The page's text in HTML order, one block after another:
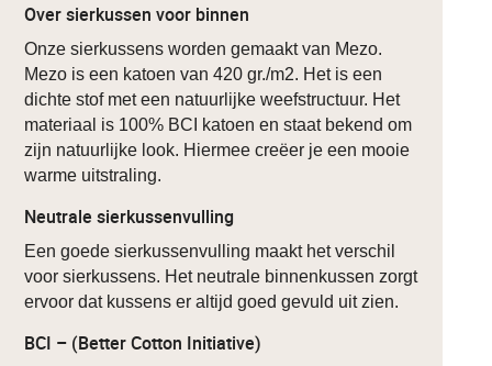
Over sierkussen voor binnen
Onze sierkussens worden gemaakt van Mezo.
Mezo is een katoen van 420 gr./m2. Het is een
dichte stof met een natuurlijke weefstructuur. Het
materiaal is 100% BCI katoen en staat bekend om
zijn natuurlijke look. Hiermee creëer je een mooie
warme uitstraling.
Neutrale sierkussenvulling
Een goede sierkussenvulling maakt het verschil
voor sierkussens. Het neutrale binnenkussen zorgt
ervoor dat kussens er altijd goed gevuld uit zien.
BCI – (Better Cotton Initiative)